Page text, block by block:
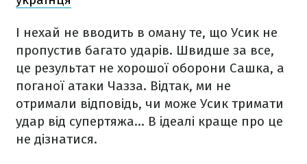
І нехай не вводить в оману те, що Усик не
пропустив багато ударів. Швидше за все,
це результат не хорошої оборони Сашка, а
поганої атаки Чазза. Відтак, ми не
отримали відповідь, чи може Усик тримати
удар від супертяжа… В ідеалі краще про це
не дізнатися.